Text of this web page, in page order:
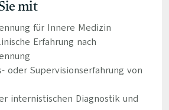
mit
für Innere Medizin
Erfahrung nach
oder Supervisionserfahrung von
internistischen Diagnostik und